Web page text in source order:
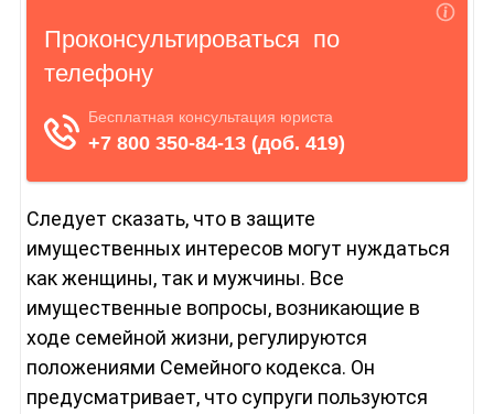
Следует сказать, что в защите
имущественных интересов могут нуждаться
как женщины, так и мужчины. Все
имущественные вопросы, возникающие в
ходе семейной жизни, регулируются
положениями Семейного кодекса. Он
предусматривает, что супруги пользуются